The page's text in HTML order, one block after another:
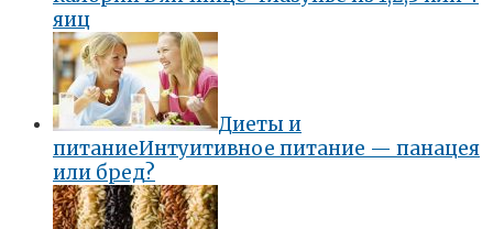
яиц
Диеты и
питаниеИнтуитивное питание — панацея
или бред?